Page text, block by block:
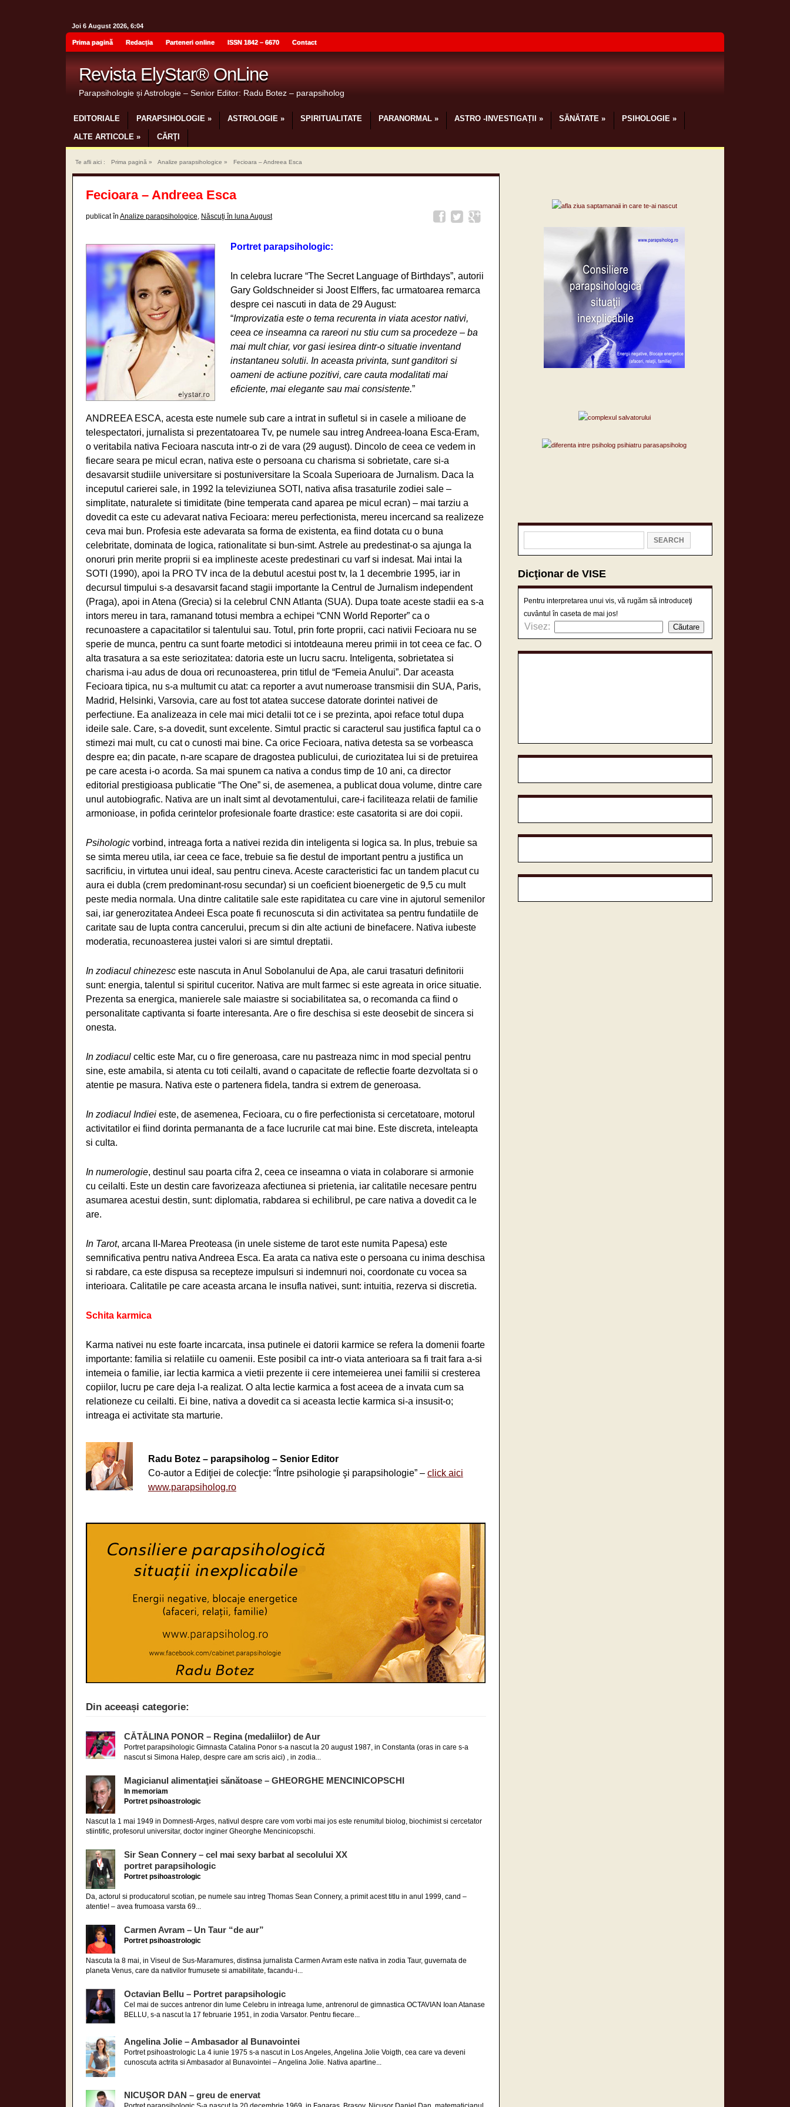
Joi 6 August 2026, 6:04
Prima pagină Redacția Parteneri online ISSN 1842 – 6670 Contact
Revista ElyStar® OnLine
Parapsihologie și Astrologie – Senior Editor: Radu Botez – parapsiholog
EDITORIALE PARAPSIHOLOGIE» ASTROLOGIE» SPIRITUALITATE PARANORMAL» ASTRO -INVESTIGAȚII » SĂNĂTATE » PSIHOLOGIE»
ALTE ARTICOLE » CĂRŢI
Te afli aici : Prima pagină » Analize parapsihologice » Fecioara – Andreea Esca
Fecioara – Andreea Esca
publicat în Analize parapsihologice Născuţi în luna August
Portret parapsihologic:
In celebra lucrare “The Secret Language of Birthdays”, autorii
Gary Goldschneider si Joost Elffers, fac urmatoarea remarca
despre cei nascuti in data de 29 August:
“Improvizatia este o tema recurenta in viata acestor nativi,
ceea ce inseamna ca rareori nu stiu cum sa procedeze – ba
mai mult chiar, vor gasi iesirea dintr-o situatie inventand
instantaneu solutii. In aceasta privinta, sunt ganditori si
oameni de actiune pozitivi, care cauta modalitati mai
eficiente, mai elegante sau mai consistente.”
ANDREEA ESCA, acesta este numele sub care a intrat in sufletul si in casele a milioane de
telespectatori, jurnalista si prezentatoarea Tv, pe numele sau intreg Andreea-Ioana Esca-Eram,
o veritabila nativa Fecioara nascuta intr-o zi de vara (29 august). Dincolo de ceea ce vedem in
fiecare seara pe micul ecran, nativa este o persoana cu charisma si sobrietate, care si-a
desavarsit studiile universitare si postuniversitare la Scoala Superioara de Jurnalism. Daca la
inceputul carierei sale, in 1992 la televiziunea SOTI, nativa afisa trasaturile zodiei sale –
simplitate, naturalete si timiditate (bine temperata cand aparea pe micul ecran) – mai tarziu a
dovedit ca este cu adevarat nativa Fecioara: mereu perfectionista, mereu incercand sa realizeze
ceva mai bun. Profesia este adevarata sa forma de existenta, ea fiind dotata cu o buna
celebritate, dominata de logica, rationalitate si bun-simt. Astrele au predestinat-o sa ajunga la
onoruri prin merite proprii si ea implineste aceste predestinari cu varf si indesat. Mai intai la
SOTI (1990), apoi la PRO TV inca de la debutul acestui post tv, la 1 decembrie 1995, iar in
decursul timpului s-a desavarsit facand stagii importante la Centrul de Jurnalism independent
(Praga), apoi in Atena (Grecia) si la celebrul CNN Atlanta (SUA). Dupa toate aceste stadii ea s-a
intors mereu in tara, ramanand totusi membra a echipei “CNN World Reporter” ca o
recunoastere a capacitatilor si talentului sau. Totul, prin forte proprii, caci nativii Fecioara nu se
sperie de munca, pentru ca sunt foarte metodici si intotdeauna mereu primii in tot ceea ce fac. O
alta trasatura a sa este seriozitatea: datoria este un lucru sacru. Inteligenta, sobrietatea si
charisma i-au adus de doua ori recunoasterea, prin titlul de “Femeia Anului”. Dar aceasta
Fecioara tipica, nu s-a multumit cu atat: ca reporter a avut numeroase transmisii din SUA, Paris,
Madrid, Helsinki, Varsovia, care au fost tot atatea succese datorate dorintei nativei de
perfectiune. Ea analizeaza in cele mai mici detalii tot ce i se prezinta, apoi reface totul dupa
ideile sale. Care, s-a dovedit, sunt excelente. Simtul practic si caracterul sau justifica faptul ca o
stimezi mai mult, cu cat o cunosti mai bine. Ca orice Fecioara, nativa detesta sa se vorbeasca
despre ea; din pacate, n-are scapare de dragostea publicului, de curiozitatea lui si de pretuirea
pe care acesta i-o acorda. Sa mai spunem ca nativa a condus timp de 10 ani, ca director
editorial prestigioasa publicatie “The One” si, de asemenea, a publicat doua volume, dintre care
unul autobiografic. Nativa are un inalt simt al devotamentului, care-i faciliteaza relatii de familie
armonioase, in pofida cerintelor profesionale foarte drastice: este casatorita si are doi copii.
Psihologicvorbind, intreaga forta a nativei rezida din inteligenta si logica sa. In plus, trebuie sa
se simta mereu utila, iar ceea ce face, trebuie sa fie destul de important pentru a justifica un
sacrificiu, in virtutea unui ideal, sau pentru cineva. Aceste caracteristici fac un tandem placut cu
aura ei dubla (crem predominant-rosu secundar) si un coeficient bioenergetic de 9,5 cu mult
peste media normala. Una dintre calitatile sale este rapiditatea cu care vine in ajutorul semenilor
sai, iar generozitatea Andeei Esca poate fi recunoscuta si din activitatea sa pentru fundatiile de
caritate sau de lupta contra cancerului, precum si din alte actiuni de binefacere. Nativa iubeste
moderatia, recunoasterea justei valori si are simtul dreptatii.
In zodiacul chinezesceste nascuta in Anul Sobolanului de Apa, ale carui trasaturi definitorii
sunt: energia, talentul si spiritul cuceritor. Nativa are mult farmec si este agreata in orice situatie.
Prezenta sa energica, manierele sale maiastre si sociabilitatea sa, o recomanda ca fiind o
personalitate captivanta si foarte interesanta. Are o fire deschisa si este deosebit de sincera si
onesta.
In zodiaculceltic este Mar, cu o fire generoasa, care nu pastreaza nimc in mod special pentru
sine, este amabila, si atenta cu toti ceilalti, avand o capacitate de reflectie foarte dezvoltata si o
atentie pe masura. Nativa este o partenera fidela, tandra si extrem de generoasa.
In zodiacul Indieieste, de asemenea, Fecioara, cu o fire perfectionista si cercetatoare, motorul
activitatilor ei fiind dorinta permananta de a face lucrurile cat mai bine. Este discreta, inteleapta
si culta.
In numerologie, destinul sau poarta cifra 2, ceea ce inseamna o viata in colaborare si armonie
cu ceilalti. Este un destin care favorizeaza afectiunea si prietenia, iar calitatile necesare pentru
asumarea acestui destin, sunt: diplomatia, rabdarea si echilibrul, pe care nativa a dovedit ca le
are.
In Tarot, arcana II-Marea Preoteasa (in unele sisteme de tarot este numita Papesa) este
semnificativa pentru nativa Andreea Esca. Ea arata ca nativa este o persoana cu inima deschisa
si rabdare, ca este dispusa sa recepteze impulsuri si indemnuri noi, coordonate cu vocea sa
interioara. Calitatile pe care aceasta arcana le insufla nativei, sunt: intuitia, rezerva si discretia.
Schita karmica
Karma nativei nu este foarte incarcata, insa putinele ei datorii karmice se refera la domenii foarte
importante: familia si relatiile cu oamenii. Este posibil ca intr-o viata anterioara sa fi trait fara a-si
intemeia o familie, iar lectia karmica a vietii prezente ii cere intemeierea unei familii si cresterea
copiilor, lucru pe care deja l-a realizat. O alta lectie karmica a fost aceea de a invata cum sa
relationeze cu ceilalti. Ei bine, nativa a dovedit ca si aceasta lectie karmica si-a insusit-o;
intreaga ei activitate sta marturie.
Radu Botez – parapsiholog – Senior Editor
Co-autor a Ediţiei de colecţie: “Între psihologie şi parapsihologie” – click aici
www.parapsiholog.ro
Din aceeași categorie:
CĂTĂLINA PONOR – Regina (medaliilor) de Aur
Portret parapsihologic Gimnasta Catalina Ponor s-a nascut la 20 august 1987, in Constanta (oras in care s-a
nascut si Simona Halep, despre care am scris aici) , in zodia...
Magicianul alimentaţiei sănătoase – GHEORGHE MENCINICOPSCHI
In memoriam
Portret psihoastrologic
Nascut la 1 mai 1949 in Domnesti-Arges, nativul despre care vom vorbi mai jos este renumitul biolog, biochimist si cercetator
stiintific, profesorul universitar, doctor inginer Gheorghe Mencinicopschi.
Sir Sean Connery – cel mai sexy barbat al secolului XX
portret parapsihologic
Portret psihoastrologic
Da, actorul si producatorul scotian, pe numele sau intreg Thomas Sean Connery, a primit acest titlu in anul 1999, cand –
atentie! – avea frumoasa varsta 69...
Carmen Avram – Un Taur “de aur”
Portret psihoastrologic
Nascuta la 8 mai, in Viseul de Sus-Maramures, distinsa jurnalista Carmen Avram este nativa in zodia Taur, guvernata de
planeta Venus, care da nativilor frumusete si amabilitate, facandu-i...
Octavian Bellu – Portret parapsihologic
Cel mai de succes antrenor din lume Celebru in intreaga lume, antrenorul de gimnastica OCTAVIAN Ioan Atanase
BELLU, s-a nascut la 17 februarie 1951, in zodia Varsator. Pentru fiecare...
Angelina Jolie – Ambasador al Bunavointei
Portret psihoastrologic La 4 iunie 1975 s-a nascut in Los Angeles, Angelina Jolie Voigth, cea care va deveni
cunoscuta actrita si Ambasador al Bunavointei – Angelina Jolie. Nativa apartine...
NICUȘOR DAN – greu de enervat
Dicţionar de VISE
Pentru interpretarea unui vis, vă rugăm să introduceţi
cuvântul în caseta de mai jos!
Visez: